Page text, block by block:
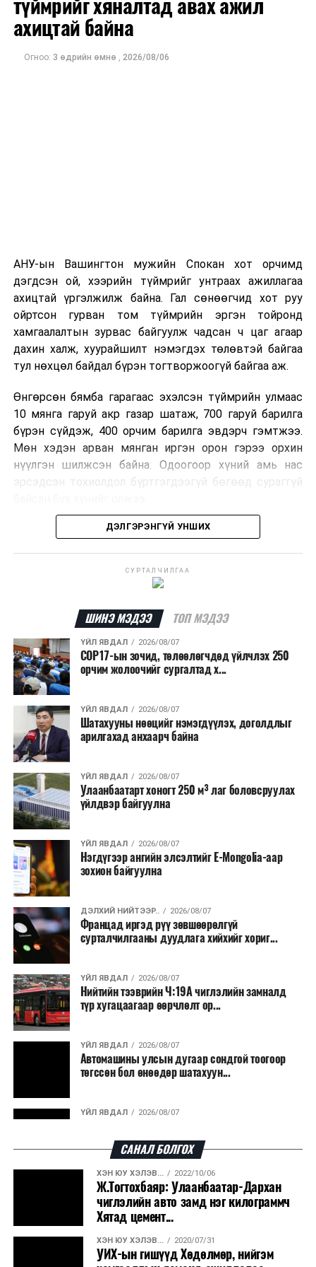
оны орлого 6.2 тэрбум рубль, цэвэр ашиг нь 1.9
тэрбум рубльд хүрсэн гэж РБК мэдээлсэн байна.
Одоогоор дэлбэрэлтийн шалтгаан, хэрэгт холбоотой
түймрийг хяналтад авах ажил
ахицтай байна
Огноо: 3 өдрийн өмнө , 2026/08/06
АНУ-ын Вашингтон мужийн Спокан хот орчимд
дэгдсэн ой, хээрийн түймрийг унтраах ажиллагаа
ахицтай үргэлжилж байна. Гал сөнөөгчид хот руу
ойртсон гурван том түймрийн эргэн тойронд
хамгаалалтын зурвас байгуулж чадсан ч цаг агаар
дахин халж, хуурайшилт нэмэгдэх төлөвтэй байгаа
тул нөхцөл байдал бүрэн тогтворжоогүй байгаа аж.
Өнгөрсөн бямба гарагаас эхэлсэн түймрийн улмаас
10 мянга гаруй акр газар шатаж, 700 гаруй барилга
бүрэн сүйдэж, 400 орчим барилга эвдэрч гэмтжээ.
Мөн хэдэн арван мянган иргэн орон гэрээ орхин
нүүлгэн шилжсэн байна. Одоогоор хүний амь нас
эрсэдсэн тохиолдол бүртгэгдээгүй бөгөөд сураггүй
Албаныхны мэдээлснээр түймрийн нэг голомтыг
шатаасан гэх үндэслэлээр эрүүгийн хэрэг үүсгэн
шалтгааныг үргэлжлүүлэн тогтоож байгаа бөгөөд
аянгын улмаас үүсээгүй гэж үзэж байгаа аж.
Одоогоор АНУ даяар 13 мужид 90 гаруй томоохон ой,
хээрийн түймэр идэвхтэй үргэлжилж байгаагийн
талаас илүү нь Орегон болон Вашингтон мужид
бүртгэгдсэн байна. Цаг уурын байгууллагууд ойрын
өдрүүдэд агаарын температур дахин огцом
нэмэгдэж, хуурайшилт эрчимжих төлөвтэй байгааг
анхааруулсан бөгөөд энэ нь гал унтраах ажиллагаанд
шинэ сорилт учруулж болзошгүйг онцолжээ.
ДЭЛГЭРЭНГҮЙ УНШИХ
СУРТАЛЧИЛГАА
ШИНЭ МЭДЭЭ ТОП МЭДЭЭ
ҮЙЛ ЯВДАЛ 2026/08/07
COP17-ын зочид, төлөөлөгчдөд үйлчлэх 250
орчим жолоочийг сургалтад х...
ҮЙЛ ЯВДАЛ 2026/08/07
Шатахууны нөөцийг нэмэгдүүлэх, доголдлыг
арилгахад анхаарч байна
ҮЙЛ ЯВДАЛ 2026/08/07
Улаанбаатарт хоногт 250 м³ лаг боловсруулах
үйлдвэр байгуулна
ҮЙЛ ЯВДАЛ 2026/08/07
Нэгдүгээр ангийн элсэлтийг E-Mongolia-аар
зохион байгуулна
ДЭЛХИЙ НИЙТЭЭР.. 2026/08/07
Францад иргэд рүү зөвшөөрөлгүй
сурталчилгааны дуудлага хийхийг хориг...
ҮЙЛ ЯВДАЛ 2026/08/07
Нийтийн тээврийн Ч:19А чиглэлийн замналд
түр хугацаагаар өөрчлөлт ор...
ҮЙЛ ЯВДАЛ 2026/08/07
Автомашины улсын дугаар сондгой тоогоор
төгссөн бол өнөөдөр шатахуун...
ҮЙЛ ЯВДАЛ 2026/08/07
ДЭЛХИЙ НИЙТЭЭР.. 2026/08/06
“Уралдронзавод” компанийн ерөнхий
захирлын автомашиныг дэлбэлжээ...
ҮЙЛ ЯВДАЛ
Сүхбаатар боомтоор тав хоногт 10 мянга гаруй
САНАЛ БОЛГОХ
ХЭН ЮУ ХЭЛЭВ... 2022/10/06
Ж.Тогтохбаяр: Улаанбаатар-Дархан
чиглэлийн авто замд нэг килограммч
Хятад цемент...
ХЭН ЮУ ХЭЛЭВ... 2020/07/31
УИХ-ын гишүүд Хөдөлмөр, нийгэм